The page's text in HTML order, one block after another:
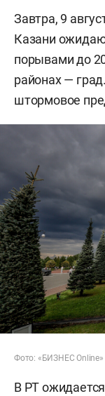
Завтра, 9
Казани
порывами до
районах —
штормовое
Фото: «БИЗНЕС Online»
В РТ